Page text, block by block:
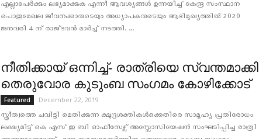
എല്ലാപേർക്കും ലഭ്യമാക്കുക എന്നീ ആവശ്യങ്ങൾ ഉന്നയിച്ച് കേന്ദ്ര സംസ്ഥാന
പൊതുമേഖല ജീവനക്കാരുടെയും അധ്യാപകരുടെയും ആഭിമുഖ്യത്തിൽ 2020
ജനുവരി 4 ന് രാജ്ഭവൻ മാർച്ച് നടത്തി. ...
നീതിക്കായ് ഒന്നിച്ച്- രാത്രിയെ സ്വന്തമാക്കി
തെരുവോര കുടുംബ സംഗമം കോഴിക്കോട്
Featured December 22, 2019
സ്ത്രീത്വത്തെ ചവിട്ടി മെതിക്കുന്ന ക്ഷുദ്രശക്തികൾക്കെതിരെ സാമൂഹ്യ പ്രതിരോധം
ലക്ഷ്യമിട്ട് കെ എസ് ഇ ബി ഓഫീസേഴ്സ് അസ്സോസിയേഷൻ സംഘടിപ്പിച്ച രാത്രി